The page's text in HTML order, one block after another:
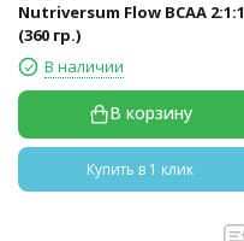
Nutriversum Flow BCAA 2:1:1
(360 гр.)
В наличии
В корзину
Купить в 1 клик